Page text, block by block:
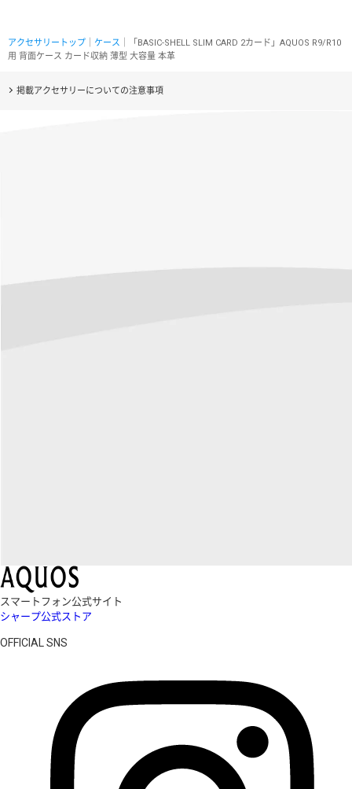
アクセサリートップ ケース ｜「BASIC-SHELL SLIM CARD 2カード」AQUOS R9/R10
用 背面ケース カード収納 薄型 大容量 本革
掲載アクセサリーについての注意事項
スマートフォン公式サイト
シャープ公式ストア
OFFICIAL SNS